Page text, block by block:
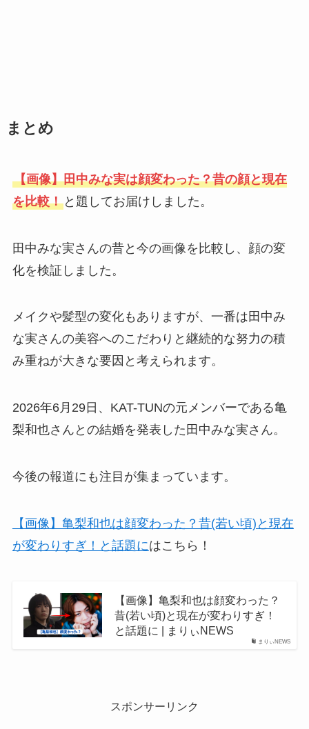
まとめ
【画像】田中みな実は顔変わった？昔の顔と現在
を比較！と題してお届けしました。
田中みな実さんの昔と今の画像を比較し、顔の変
化を検証しました。
メイクや髪型の変化もありますが、一番は田中み
な実さんの美容へのこだわりと継続的な努力の積
み重ねが大きな要因と考えられます。
2026年6月29日、KAT-TUNの元メンバーである亀
梨和也さんとの結婚を発表した田中みな実さん。
今後の報道にも注目が集まっています。
【画像】亀梨和也は顔変わった？昔(若い頃)と現在
が変わりすぎ！と話題にはこちら！
まりぃNEWS
【画像】亀梨和也は顔変わった？
昔(若い頃)と現在が変わりすぎ！
と話題に | まりぃNEWS
スポンサーリンク